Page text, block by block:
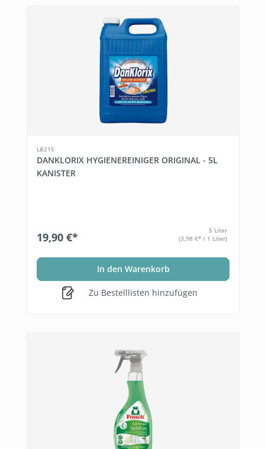
LB215
DANKLORIX HYGIENEREINIGER ORIGINAL - 5L
KANISTER
19,90 €*
5 Liter
(3,98 €* / 1 Liter)
In den Warenkorb
Zu Bestelllisten hinzufügen